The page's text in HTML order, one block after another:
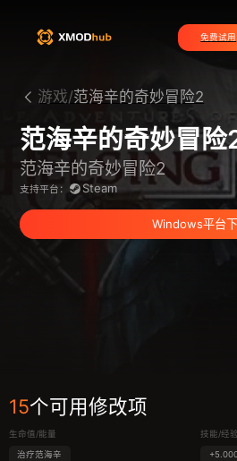
免费试用
游戏/范海辛的奇妙冒险2
范海辛的奇妙冒险
范海辛的奇妙冒险2
支持平台： Steam
Windows平台
15个可用修改项
生命值/能量
治疗范海辛
技能/经验